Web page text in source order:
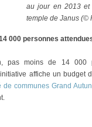
au jour en 2013 et
temple de Janus (©
000 personnes
pas moins de 14 000
affiche un budget
de communes Grand